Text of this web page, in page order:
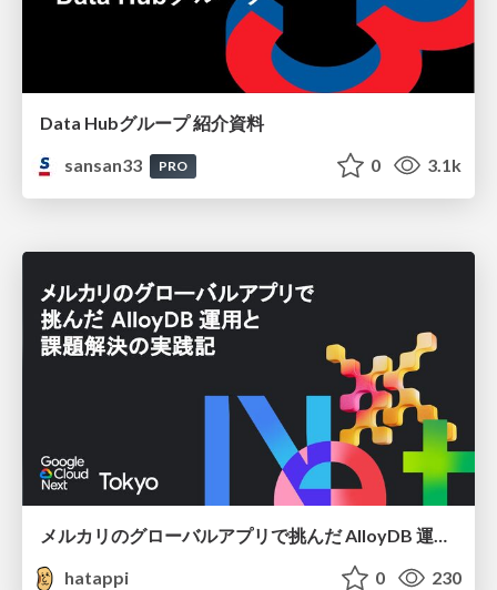
Data Hubグループ 紹介資料
sansan33
PRO 0 3.1k
メルカリのグローバルアプリで挑んだ AlloyDB 運用と課題解決の実践記
hatappi
0 230